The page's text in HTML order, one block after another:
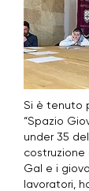
Si è tenuto
“Spazio
under 35
costruzione
Gal e i
lavoratori,